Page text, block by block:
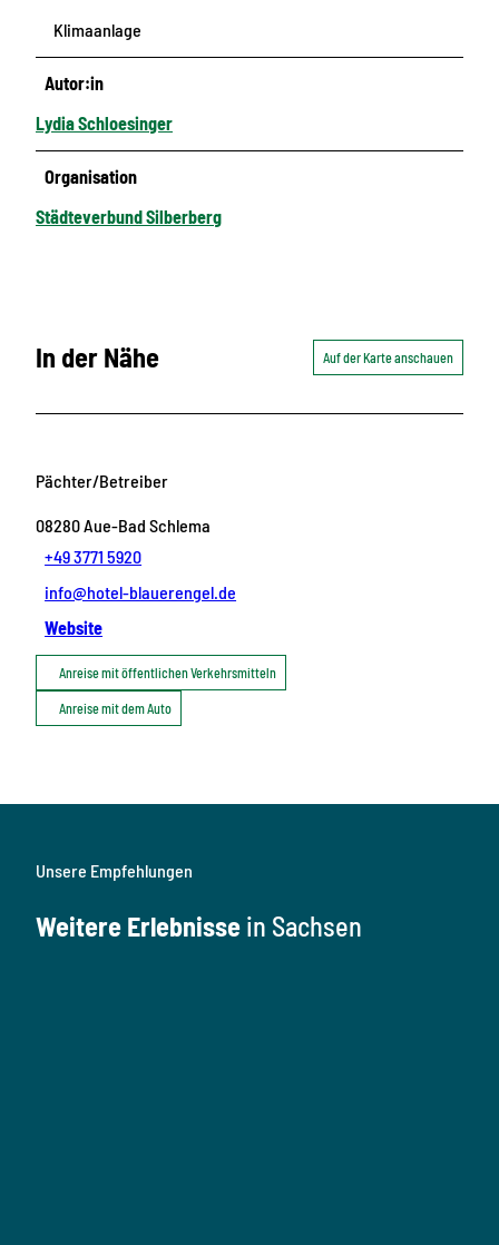
Klimaanlage
Autor:in
Lydia Schloesinger
Organisation
Städteverbund Silberberg
In der Nähe Auf der Karte anschauen
Pächter/Betreiber
08280Aue-Bad Schlema
+49 3771 5920
info@hotel-blauerengel.de
Website
Anreise mit öffentlichen Verkehrsmitteln
Anreise mit dem Auto
Unsere Empfehlungen
Weitere Erlebnisse in Sachsen